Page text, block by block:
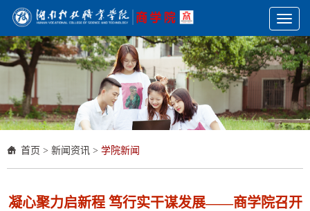
Toggle
首页 > 新闻资讯 > 学院新闻
凝心聚力启新程 笃行实干谋发展——商学院召开